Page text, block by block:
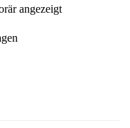
angezeigt